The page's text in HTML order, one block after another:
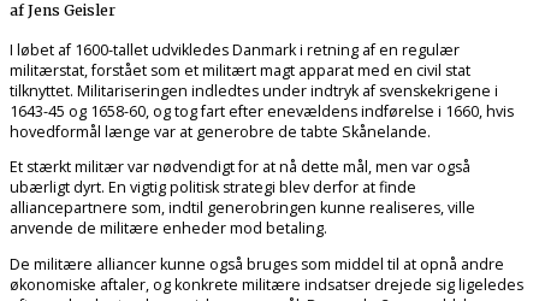
af Jens Geisler
I løbet af 1600-tallet udvikledes Danmark i retning af en regulær
militærstat, forstået som et militært magt apparat med en civil stat
tilknyttet. Militariseringen indledtes under indtryk af svenskekrigene i
1643-45 og 1658-60, og tog fart efter enevældens indførelse i 1660, hvis
hovedformål længe var at generobre de tabte Skånelande.
Et stærkt militær var nødvendigt for at nå dette mål, men var også
ubærligt dyrt. En vigtig politisk strategi blev derfor at finde
alliancepartnere som, indtil generobringen kunne realiseres, ville
anvende de militære enheder mod betaling.
De militære alliancer kunne også bruges som middel til at opnå andre
økonomiske aftaler, og konkrete militære indsatser drejede sig ligeledes